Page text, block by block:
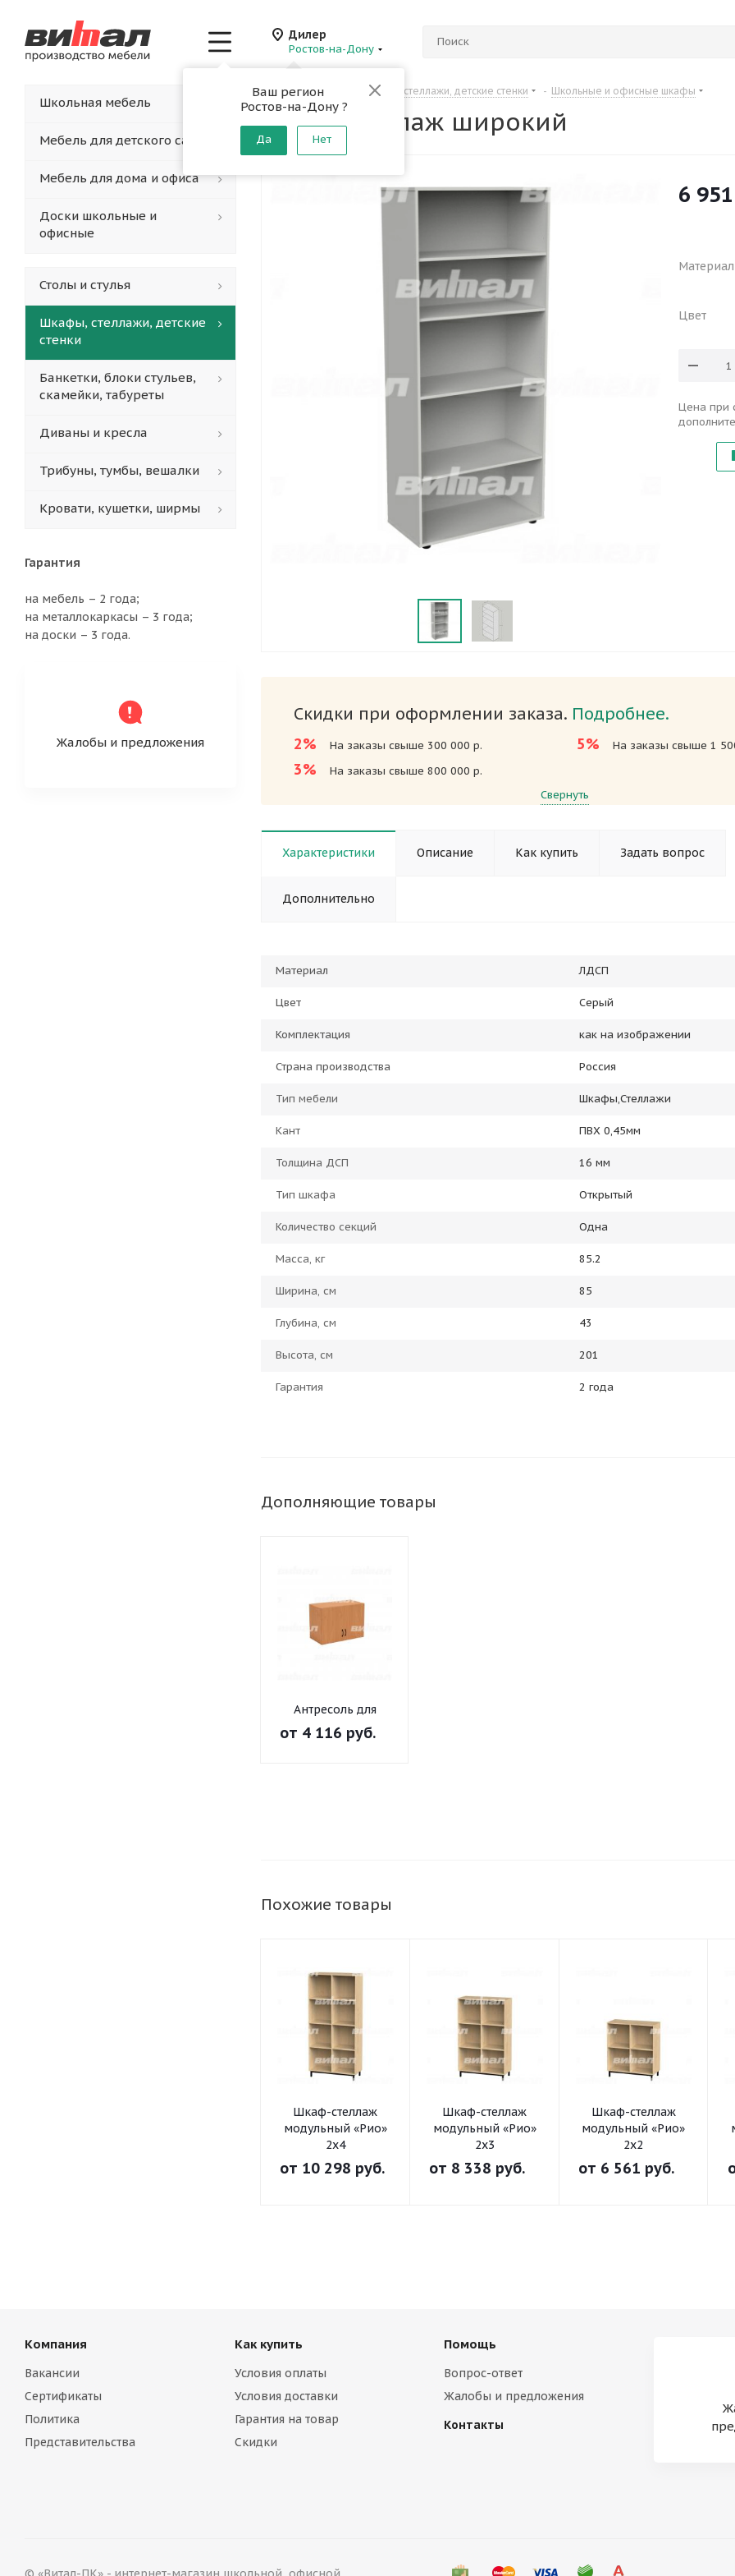
Дилер
Ростов-на-Дону
Ваш регион
Ростов-на-Дону ?
Да Нет
Главная - Каталог Шкафы, стеллажи, детские стенки - Школьные и офисные шкафы
Шкаф-стеллаж широкий
6 951
Материал
Цвет
Цена при
Скидки при оформлении заказа. Подробнее.
2% На заказы свыше 300 000 р.
3% На заказы свыше 800 000 р.
5% На заказы свыше 1
Свернуть
Характеристики Описание Как купить Задать вопрос
Дополнительно
Материал ЛДСП
Цвет Серый
Комплектация как на изображении
Страна производства Россия
Тип мебели Шкафы,Стеллажи
Кант ПВХ 0,45мм
Толщина ДСП 16 мм
Тип шкафа Открытый
Количество секций Одна
Масса, кг 85.2
Ширина, см 85
Глубина, см 43
Высота, см 201
Гарантия 2 года
Дополняющие товары
Антресоль для
шкафа широкого
от 4 116 руб.
Похожие товары
Шкаф-стеллаж
модульный «Рио»
2х4
от 10 298 руб.
Шкаф-стеллаж
модульный «Рио»
2х3
от 8 338 руб.
Шкаф-стеллаж
модульный «Рио»
2х2
от 6 561 руб.
Школьная мебель
Мебель для детского сада
Мебель для дома и офиса
Доски школьные и
офисные
Столы и стулья
Шкафы, стеллажи, детские
стенки
Банкетки, блоки стульев,
скамейки, табуреты
Диваны и кресла
Трибуны, тумбы, вешалки
Кровати, кушетки, ширмы
Гарантия
на мебель – 2 года;
на металлокаркасы – 3 года;
на доски – 3 года.
Жалобы и предложения
Компания
Вакансии
Сертификаты
Политика
Представительства
Как купить
Условия оплаты
Условия доставки
Гарантия на товар
Скидки
Помощь
Вопрос-ответ
Жалобы и предложения
Контакты